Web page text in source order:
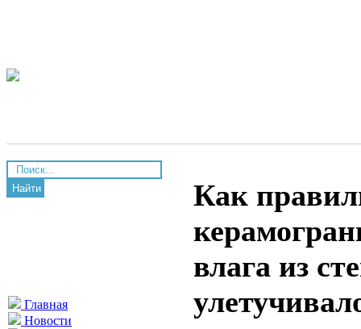
Найти
Главная
Новости
Как
влага из